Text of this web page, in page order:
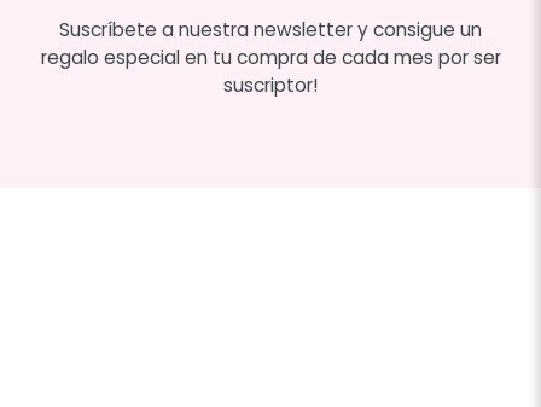
Suscríbete a nuestra newsletter y consigue un
regalo especial en tu compra de cada mes por ser
suscriptor!